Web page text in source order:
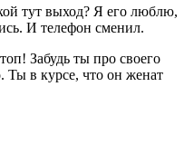
тут выход? Я его люблю,
И телефон сменил.
Забудь ты про своего
Ты в курсе, что он женат